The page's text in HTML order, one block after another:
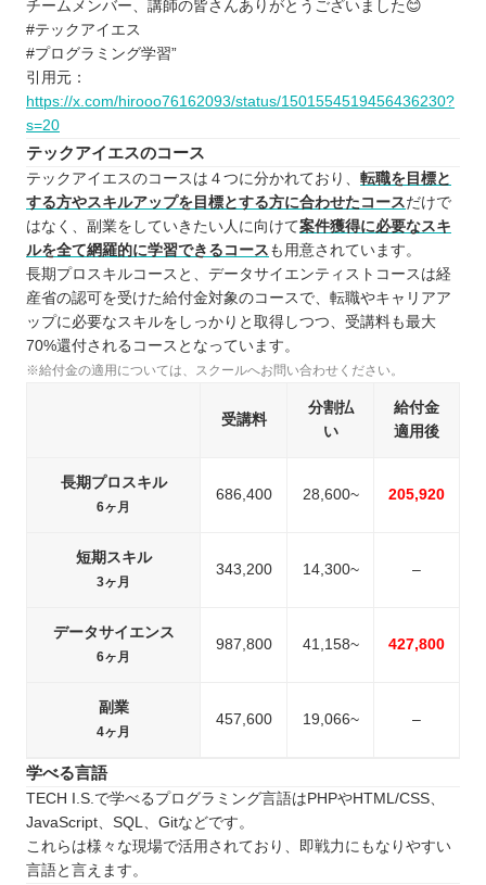
チームメンバー、講師の皆さんありがとうございました😊
#テックアイエス
#プログラミング学習”
引用元：
https://x.com/hirooo76162093/status/1501554519456436230?
s=20
テックアイエスのコース
テックアイエスのコースは４つに分かれており、 転職を目標と
する方やスキルアップを目標とする方に合わせたコースだけで
はなく、副業をしていきたい人に向けて案件獲得に必要なスキ
ルを全て網羅的に学習できるコース も用意されています。
長期プロスキルコースと、データサイエンティストコースは経
産省の認可を受けた給付金対象のコースで、転職やキャリアア
ップに必要なスキルをしっかりと取得しつつ、受講料も最大
70%還付されるコースとなっています。
※給付金の適用については、スクールへお問い合わせください。
受講料
分割払
い
給付金
適用後
長期プロスキル
6ヶ月
686,400 28,600~ 205,920
短期スキル
3ヶ月
343,200 14,300~ –
データサイエンス
6ヶ月
987,800 41,158~ 427,800
副業
4ヶ月
457,600 19,066~ –
学べる言語
TECH I.S.で学べるプログラミング言語はPHPやHTML/CSS、
JavaScript、SQL、Gitなどです。
これらは様々な現場で活用されており、即戦力にもなりやすい
言語と言えます。